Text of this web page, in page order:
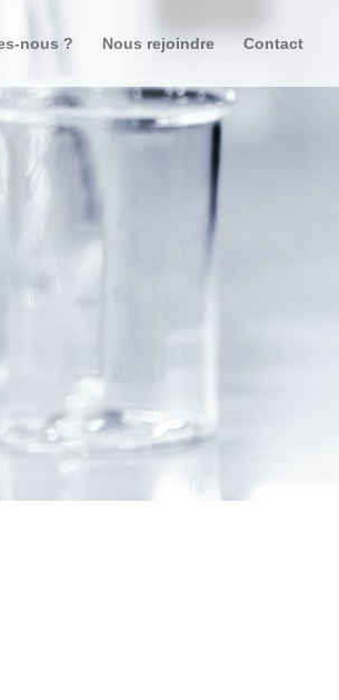
nous ? Nous rejoindre Contact